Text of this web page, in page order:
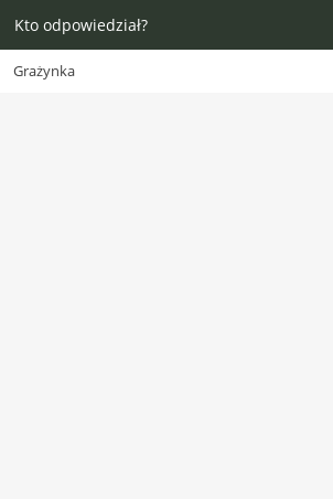
Kto odpowiedział?
Grażynka